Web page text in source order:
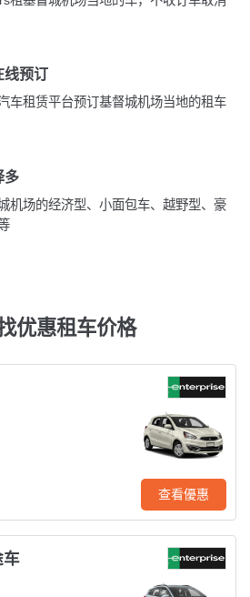
线预订
车租赁平台预订基督城机场当地的租车
多
机场的经济型、小面包车、越野型、豪
优惠租车价格
查看優惠
车